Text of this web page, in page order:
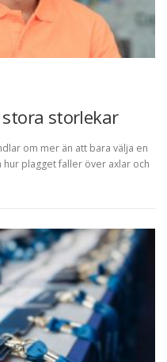
storlekar
om mer än att bara välja en
plagget faller över axlar och